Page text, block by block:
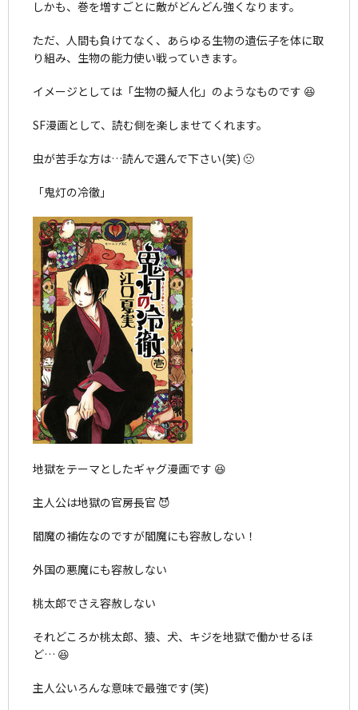
しかも、巻を増すごとに敵がどんどん強くなります。
ただ、人間も負けてなく、あらゆる生物の遺伝子を体に取
り組み、生物の能力使い戦っていきます。
イメージとしては「生物の擬人化」のようなものです 😆
SF漫画として、読む側を楽しませてくれます。
虫が苦手な方は…読んで選んで下さい(笑) 🙁
「鬼灯の冷徹」
地獄をテーマとしたギャグ漫画です 😆
主人公は地獄の官房長官 😈
閻魔の補佐なのですが閻魔にも容赦しない！
外国の悪魔にも容赦しない
桃太郎でさえ容赦しない
それどころか桃太郎、猿、犬、キジを地獄で働かせるほ
ど… 😆
主人公いろんな意味で最強です(笑)